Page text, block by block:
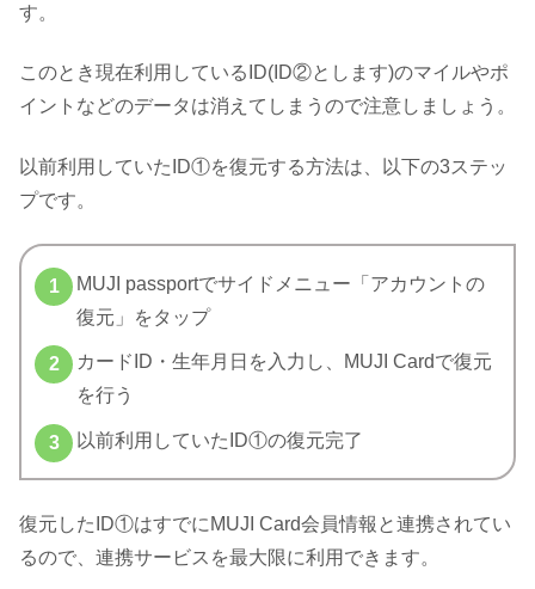
す。
このとき現在利用しているID(ID②とします)のマイルやポ
イントなどのデータは消えてしまうので注意しましょう。
以前利用していたID①を復元する方法は、以下の3ステッ
プです。
MUJI passportでサイドメニュー「アカウントの
復元」をタップ
カードID・生年月日を入力し、MUJI Cardで復元
を行う
以前利用していたID①の復元完了
復元したID①はすでにMUJI Card会員情報と連携されてい
るので、連携サービスを最大限に利用できます。